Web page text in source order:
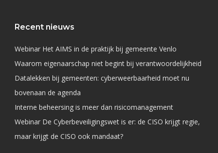
Recent nieuws
Webinar Het AIMS in de praktijk bij gemeente Venlo
Waarom eigenaarschap niet begint bij verantwoordelijkheid
Datalekken bij gemeenten: cyberweerbaarheid moet nu
bovenaan de agenda
Interne beheersing is meer dan risicomanagement
Webinar De Cyberbeveiligingswet is er: de CISO krijgt regie,
maar krijgt de CISO ook mandaat?